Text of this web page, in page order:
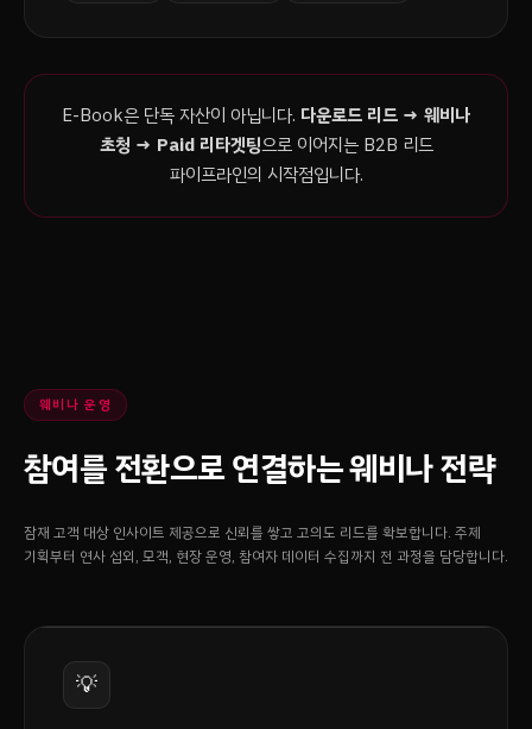
E-Book은 단독 자산이 아닙니다. 다운로드 리드 → 웨비나
초청 → Paid 리타겟팅으로 이어지는 B2B 리드
파이프라인의 시작점입니다.
웨비나 운영
참여를 전환으로 연결하는 웨비나 전략
잠재 고객 대상 인사이트 제공으로 신뢰를 쌓고 고의도 리드를 확보합니다. 주제
기획부터 연사 섭외, 모객, 현장 운영, 참여자 데이터 수집까지 전 과정을 담당합니다.
💡